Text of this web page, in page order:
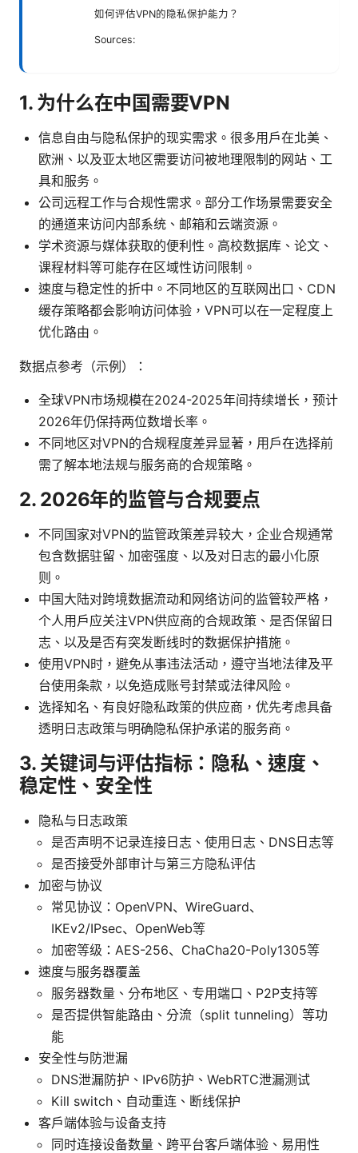
如何评估VPN的隐私保护能力？
Sources:
1. 为什么在中国需要VPN
信息自由与隐私保护的现实需求。很多用户在北美、
欧洲、以及亚太地区需要访问被地理限制的网站、工
具和服务。
公司远程工作与合规性需求。部分工作场景需要安全
的通道来访问内部系统、邮箱和云端资源。
学术资源与媒体获取的便利性。高校数据库、论文、
课程材料等可能存在区域性访问限制。
速度与稳定性的折中。不同地区的互联网出口、CDN
缓存策略都会影响访问体验，VPN可以在一定程度上
优化路由。
数据点参考（示例）：
全球VPN市场规模在2024-2025年间持续增长，预计
2026年仍保持两位数增长率。
不同地区对VPN的合规程度差异显著，用户在选择前
需了解本地法规与服务商的合规策略。
2. 2026年的监管与合规要点
不同国家对VPN的监管政策差异较大，企业合规通常
包含数据驻留、加密强度、以及对日志的最小化原
则。
中国大陆对跨境数据流动和网络访问的监管较严格，
个人用户应关注VPN供应商的合规政策、是否保留日
志、以及是否有突发断线时的数据保护措施。
使用VPN时，避免从事违法活动，遵守当地法律及平
台使用条款，以免造成账号封禁或法律风险。
选择知名、有良好隐私政策的供应商，优先考虑具备
透明日志政策与明确隐私保护承诺的服务商。
3. 关键词与评估指标：隐私、速度、
稳定性、安全性
隐私与日志政策
是否声明不记录连接日志、使用日志、DNS日志等
是否接受外部审计与第三方隐私评估
加密与协议
常见协议：OpenVPN、WireGuard、
IKEv2/IPsec、OpenWeb等
加密等级：AES-256、ChaCha20-Poly1305等
速度与服务器覆盖
服务器数量、分布地区、专用端口、P2P支持等
是否提供智能路由、分流（split tunneling）等功
能
安全性与防泄漏
DNS泄漏防护、IPv6防护、WebRTC泄漏测试
Kill switch、自动重连、断线保护
客户端体验与设备支持
同时连接设备数量、跨平台客户端体验、易用性